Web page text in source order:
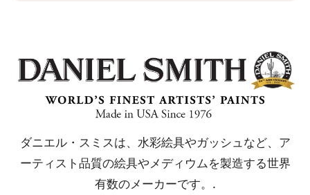
ダニエル・スミスは、水彩絵具やガッシュなど、ア
ーティスト品質の絵具やメディウムを製造する世界
有数のメーカーです。.